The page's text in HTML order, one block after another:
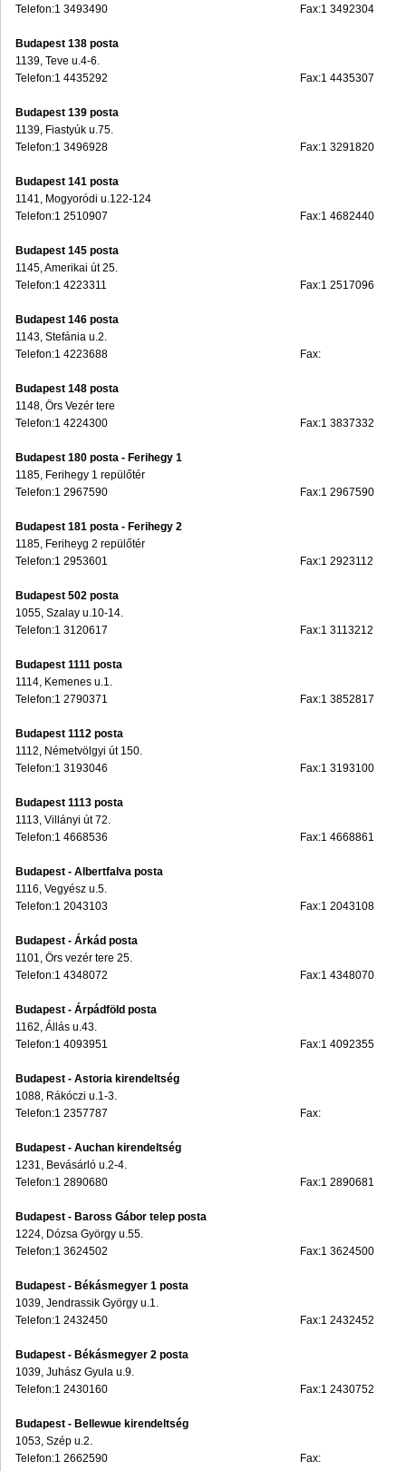
Telefon:1 3493490
Fax:1 3492304
Budapest 138 posta
1139, Teve u.4-6.
Telefon:1 4435292
Fax:1 4435307
Budapest 139 posta
1139, Fiastyúk u.75.
Telefon:1 3496928
Fax:1 3291820
Budapest 141 posta
1141, Mogyoródi u.122-124
Telefon:1 2510907
Fax:1 4682440
Budapest 145 posta
1145, Amerikai út 25.
Telefon:1 4223311
Fax:1 2517096
Budapest 146 posta
1143, Stefánia u.2.
Telefon:1 4223688
Fax:
Budapest 148 posta
1148, Örs Vezér tere
Telefon:1 4224300
Fax:1 3837332
Budapest 180 posta - Ferihegy 1
1185, Ferihegy 1 repülőtér
Telefon:1 2967590
Fax:1 2967590
Budapest 181 posta - Ferihegy 2
1185, Feriheyg 2 repülőtér
Telefon:1 2953601
Fax:1 2923112
Budapest 502 posta
1055, Szalay u.10-14.
Telefon:1 3120617
Fax:1 3113212
Budapest 1111 posta
1114, Kemenes u.1.
Telefon:1 2790371
Fax:1 3852817
Budapest 1112 posta
1112, Németvölgyi út 150.
Telefon:1 3193046
Fax:1 3193100
Budapest 1113 posta
1113, Villányi út 72.
Telefon:1 4668536
Fax:1 4668861
Budapest - Albertfalva posta
1116, Vegyész u.5.
Telefon:1 2043103
Fax:1 2043108
Budapest - Árkád posta
1101, Örs vezér tere 25.
Telefon:1 4348072
Fax:1 4348070
Budapest - Árpádföld posta
1162, Állás u.43.
Telefon:1 4093951
Fax:1 4092355
Budapest - Astoria kirendeltség
1088, Rákóczi u.1-3.
Telefon:1 2357787
Fax:
Budapest - Auchan kirendeltség
1231, Bevásárló u.2-4.
Telefon:1 2890680
Fax:1 2890681
Budapest - Baross Gábor telep posta
1224, Dózsa György u.55.
Telefon:1 3624502
Fax:1 3624500
Budapest - Békásmegyer 1 posta
1039, Jendrassik György u.1.
Telefon:1 2432450
Fax:1 2432452
Budapest - Békásmegyer 2 posta
1039, Juhász Gyula u.9.
Telefon:1 2430160
Fax:1 2430752
Budapest - Bellewue kirendeltség
1053, Szép u.2.
Telefon:1 2662590
Fax: